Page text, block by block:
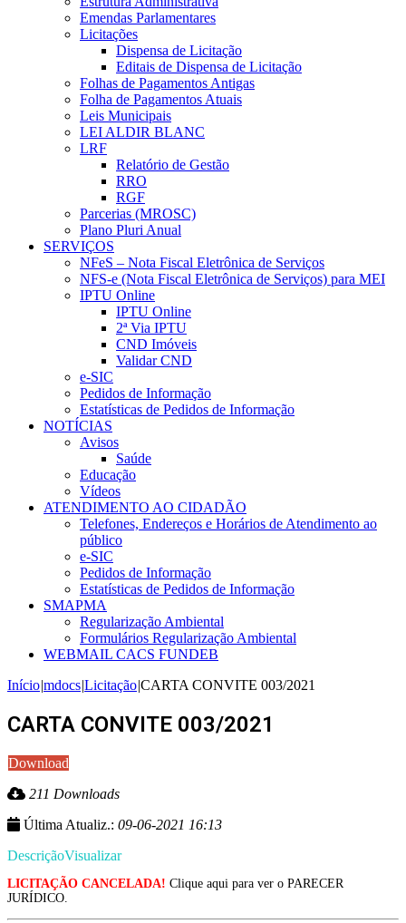
Emendas Parlamentares
Licitações
Dispensa de Licitação
Editais de Dispensa de Licitação
Folhas de Pagamentos Antigas
Folha de Pagamentos Atuais
Leis Municipais
LEI ALDIR BLANC
LRF
Relatório de Gestão
RRO
RGF
Parcerias (MROSC)
Plano Pluri Anual
SERVIÇOS
NFeS – Nota Fiscal Eletrônica de Serviços
NFS-e (Nota Fiscal Eletrônica de Serviços) para MEI
IPTU Online
IPTU Online
2ª Via IPTU
CND Imóveis
Validar CND
e-SIC
Pedidos de Informação
Estatísticas de Pedidos de Informação
NOTÍCIAS
Avisos
Saúde
Educação
Vídeos
ATENDIMENTO AO CIDADÃO
Telefones, Endereços e Horários de Atendimento ao
público
e-SIC
Pedidos de Informação
Estatísticas de Pedidos de Informação
SMAPMA
Regularização Ambiental
Formulários Regularização Ambiental
WEBMAIL CACS FUNDEB
Início|mdocs|Licitação|CARTA CONVITE 003/2021
CARTA CONVITE 003/2021
Download
211 Downloads
Última Atualiz.: 09-06-2021 16:13
DescriçãoVisualizar
LICITAÇÃO CANCELADA! Clique aqui para ver o PARECER
JURÍDICO.